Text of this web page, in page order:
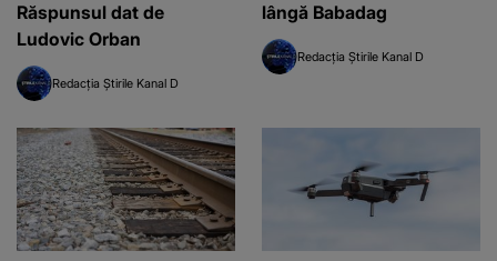
Răspunsul dat de
Ludovic Orban
Redacția Știrile Kanal D
lângă Babadag
Redacția Știrile Kanal D